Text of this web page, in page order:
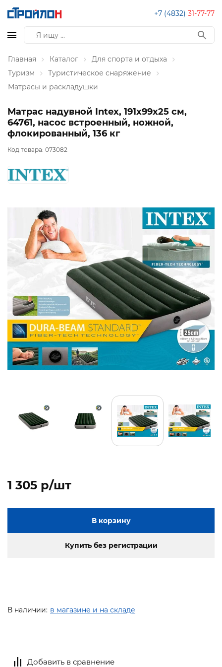
+7 (4832) 31-77-77
Главная Каталог
Для спорта и отдыха
Туризм
Туристическое снаряжение
Матрасы и раскладушки
Матрас надувной Intex, 191х99х25 см,
64761, насос встроенный, ножной,
флокированный, 136 кг
Код товара: 073082
1 305 p/шт
В корзину
Купить без регистрации
В наличии: в магазине и на складе
Добавить в сравнение